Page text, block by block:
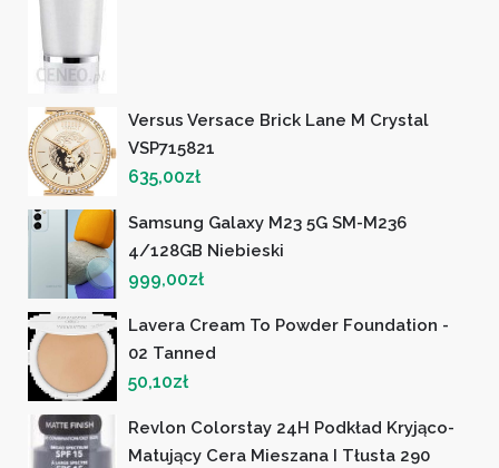
Versus Versace Brick Lane M Crystal
VSP715821
635,00zł
Samsung Galaxy M23 5G SM-M236
4/128GB Niebieski
999,00zł
Lavera Cream To Powder Foundation -
02 Tanned
50,10zł
Revlon Colorstay 24H Podkład Kryjąco-
Matujący Cera Mieszana I Tłusta 290